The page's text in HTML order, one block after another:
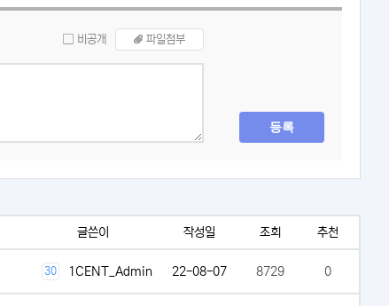
비공개 파일첨부
등록
글쓴이 작성일 조회 추천
30 1CENT_Admin 22-08-07 8729 0